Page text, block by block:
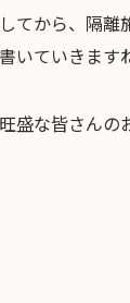
てから、隔離
いていきます
盛な皆さんの